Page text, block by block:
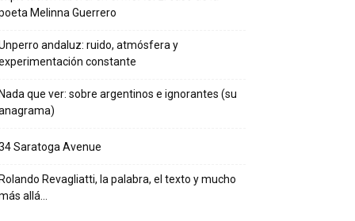
Melinna Guerrero
andaluz: ruido, atmósfera y
constante
que ver: sobre argentinos e ignorantes (su
Saratoga Avenue
Revagliatti, la palabra, el texto y mucho
allá…